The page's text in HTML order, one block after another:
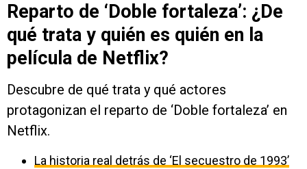
Reparto de ‘Doble fortaleza’: ¿De
qué trata y quién es quién en la
película de Netflix?
Descubre de qué trata y qué actores
protagonizan el reparto de ‘Doble fortaleza’ en
Netflix.
La historia real detrás de ‘El secuestro de 1993’